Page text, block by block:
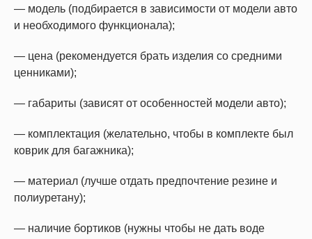
— модель (подбирается в зависимости от модели авто
и необходимого функционала);
— цена (рекомендуется брать изделия со средними
ценниками);
— габариты (зависят от особенностей модели авто);
— комплектация (желательно, чтобы в комплекте был
коврик для багажника);
— материал (лучше отдать предпочтение резине и
полиуретану);
— наличие бортиков (нужны чтобы не дать воде